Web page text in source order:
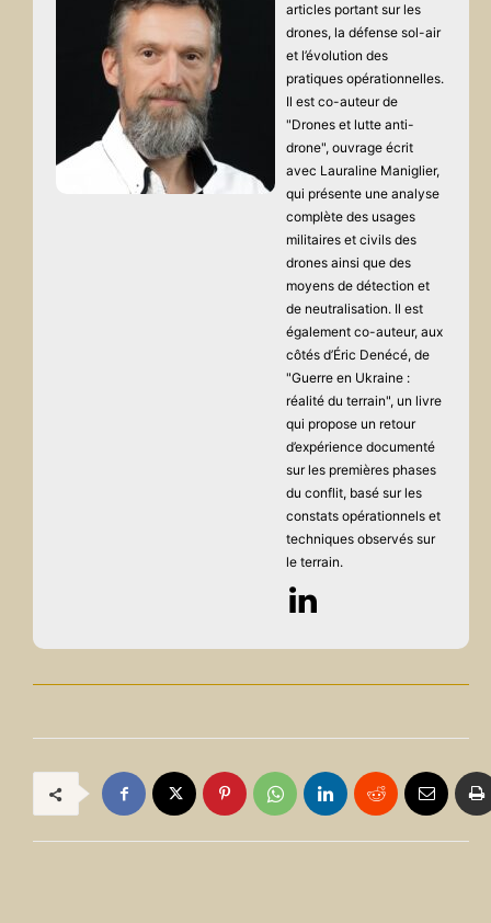
articles portant sur les
drones, la défense sol-air
et l’évolution des
pratiques opérationnelles.
Il est co-auteur de
"Drones et lutte anti-
drone", ouvrage écrit
avec Lauraline Maniglier,
qui présente une analyse
complète des usages
militaires et civils des
drones ainsi que des
moyens de détection et
de neutralisation. Il est
également co-auteur, aux
côtés d’Éric Denécé, de
"Guerre en Ukraine :
réalité du terrain", un livre
qui propose un retour
d’expérience documenté
sur les premières phases
du conflit, basé sur les
constats opérationnels et
techniques observés sur
le terrain.